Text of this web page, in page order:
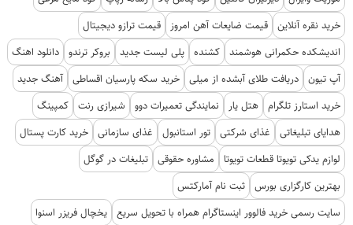
خرید نقره آنلاین قیمت ضایعات آهن امروز
قیمت ترازو دیجیتال
اندیشکده حکمرانی هوشمند کشنده پلی لیست جدید بروکر ترندو دانلود اهنگ
آپ تیون دریافت طلای آبشده از میلی خرید سکه پارسیان اقساطی آهنگ جدید
خرید استارز تلگرام هتل یار نمایندگی تعمیرات دوو شیرازی رنت کمپینگ
هدایای تبلیغاتی
غذای شرکتی تور استانبول غذای سازمانی خرید کارت پستال
لوازم یدکی تویوتا قطعات تویوتا
مشاوره حقوقی تبلیغات در گوگل
بهترین کارگزاری بورس ثبت نام آمارکتس
سایت رسمی خرید فالوور اینستاگرام همراه با تحویل سریع یخچال فریزر اسنوا